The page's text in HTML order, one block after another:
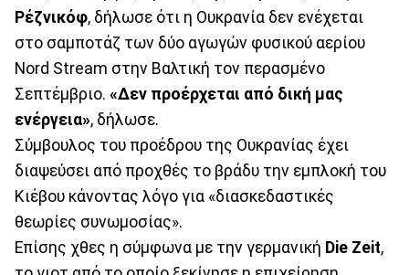
Ρέζνικόφ, δήλωσε ότι η Ουκρανία δεν ενέχεται
στο σαμποτάζ των δύο αγωγών φυσικού αερίου
Nord Stream στην Βαλτική τον περασμένο
Σεπτέμβριο. «Δεν προέρχεται από δική μας
ενέργεια», δήλωσε.
Σύμβουλος του προέδρου της Ουκρανίας έχει
διαψεύσει από προχθές το βράδυ την εμπλοκή του
Κιέβου κάνοντας λόγο για «διασκεδαστικές
θεωρίες συνωμοσίας».
Επίσης χθες η σύμφωνα με την γερμανική Die Zeit,